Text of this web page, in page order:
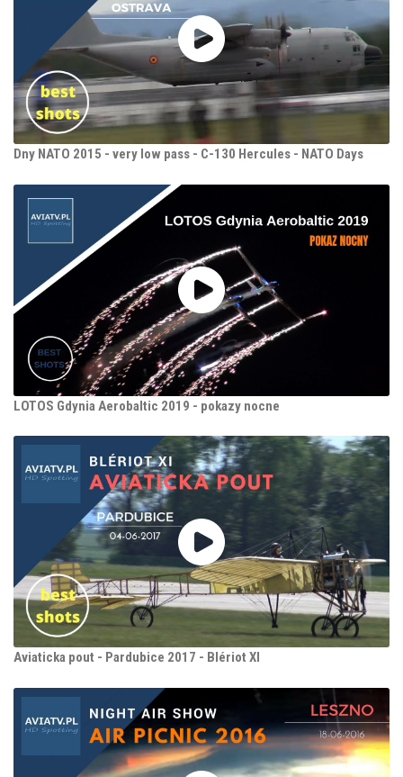
Dny NATO 2015 - very low pass - C-130 Hercules - NATO Days
LOTOS Gdynia Aerobaltic 2019 - pokazy nocne
Aviaticka pout - Pardubice 2017 - Blériot XI